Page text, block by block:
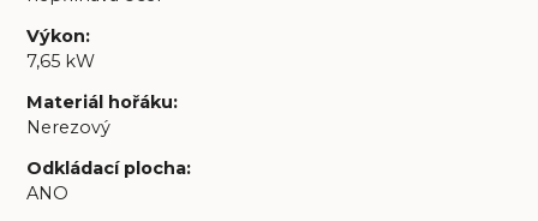
Výkon:
7,65 kW
Materiál hořáku:
Nerezový
Odkládací plocha:
ANO